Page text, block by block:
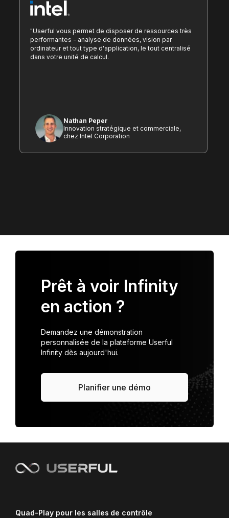
"Userful vous permet de disposer de ressources très
performantes - analyse de données, vision par
ordinateur et tout type d'application, le tout centralisé
dans votre unité de calcul.
Nathan Peper
Innovation stratégique et commerciale,
chez Intel Corporation
Prêt à voir Infinity
en action ?
Demandez une démonstration
personnalisée de la plateforme Userful
Infinity dès aujourd'hui.
Planifier une démo
Quad-Play pour les salles de contrôle